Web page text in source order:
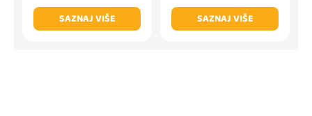
SAZNAJ VIŠE
SAZNAJ VIŠE